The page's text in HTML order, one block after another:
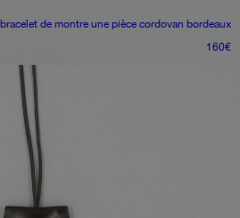
bracelet de montre une pièce cordovan bordeaux
160€